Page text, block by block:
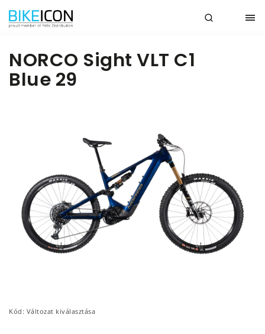
NORCO Sight VLT C1
Blue 29
Kód: Változat kiválasztása